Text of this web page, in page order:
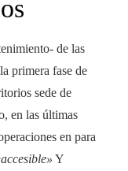
de las
primera fase de
sede de
en las últimas
en para
Y